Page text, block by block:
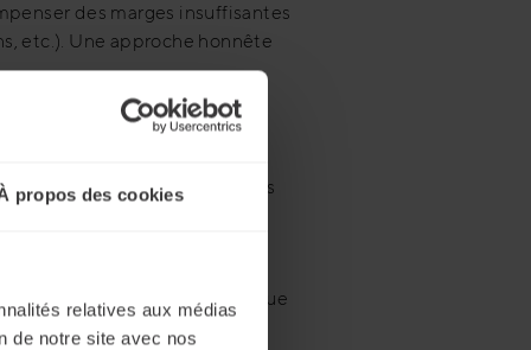
propos des cookies
relatives aux médias
de notre site avec nos
des marges insuffisantes
etc.). Une approche honnête
élaboré de propositions claires
interprété comme un manque
difficile la recherche de